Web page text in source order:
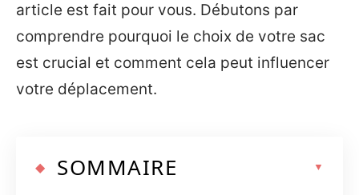
article est fait pour vous. Débutons par
comprendre pourquoi le choix de votre sac
est crucial et comment cela peut influencer
votre déplacement.
SOMMAIRE